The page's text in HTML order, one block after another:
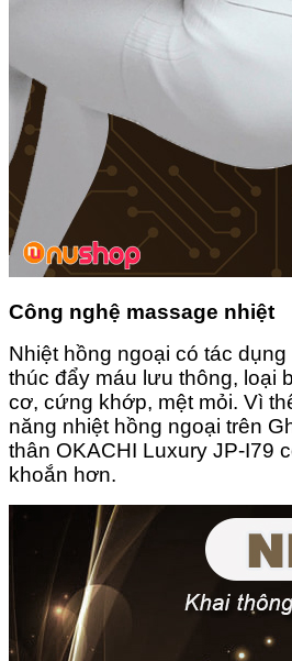
Công nghệ massage nhiệt
Nhiệt hồng ngoại có tác
thúc đẩy máu lưu thông, loại
cơ, cứng khớp, mệt mỏi. Vì
năng nhiệt hồng ngoại trên
thân OKACHI Luxury JP-I79
khoắn hơn.